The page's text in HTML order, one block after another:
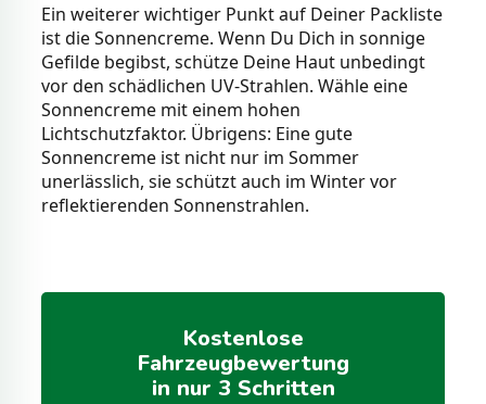
Ein weiterer wichtiger Punkt auf Deiner Packliste
ist die Sonnencreme. Wenn Du Dich in sonnige
Gefilde begibst, schütze Deine Haut unbedingt
vor den schädlichen UV-Strahlen. Wähle eine
Sonnencreme mit einem hohen
Lichtschutzfaktor. Übrigens: Eine gute
Sonnencreme ist nicht nur im Sommer
unerlässlich, sie schützt auch im Winter vor
reflektierenden Sonnenstrahlen.
Kostenlose
Fahrzeugbewertung
in nur 3 Schritten